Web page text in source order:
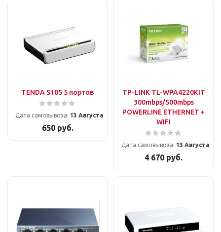
TENDA S105 5 портов
Дата самовывоза: 13 Августа
650руб.
TP-LINK TL-WPA4220KIT
300mbps/500mbps
POWERLINE ETHERNET +
WIFI
Дата самовывоза: 13 Августа
4 670 руб.